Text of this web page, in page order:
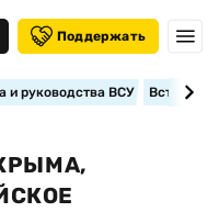
Поддержать
и руководства ВСУ